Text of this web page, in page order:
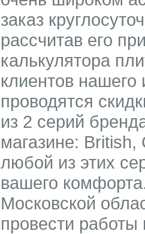
заказ
рассчитав его
калькулятора
клиентов
проводятся
из 2 серий
магазине:
любой из этих
вашего
Московской
провести